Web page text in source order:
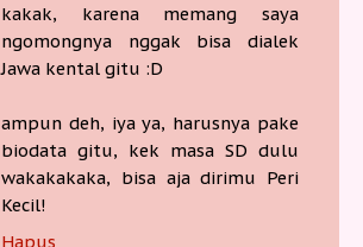
kakak, karena memang saya
ngomongnya nggak bisa dialek
Jawa kental gitu :D
ampun deh, iya ya, harusnya pake
biodata gitu, kek masa SD dulu
wakakakaka, bisa aja dirimu Peri
Kecil!
Hapus